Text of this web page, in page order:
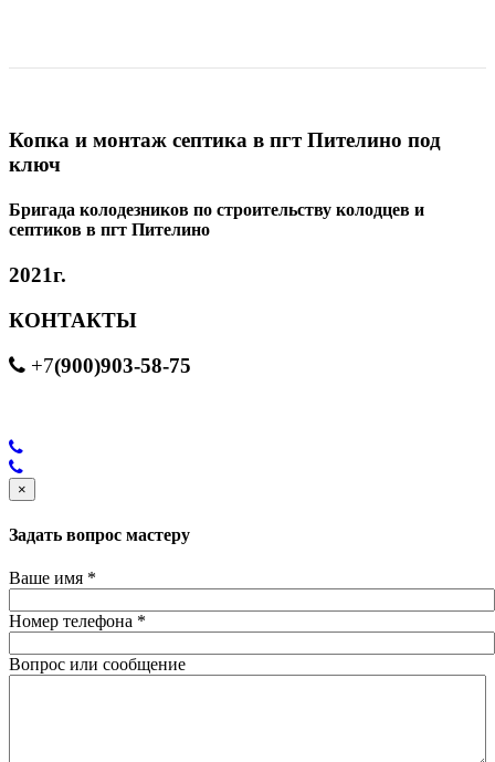
Копка и монтаж септика в пгт Пителино под
ключ
Бригада колодезников по строительству колодцев и
септиков в пгт Пителино
2021г.
КОНТАКТЫ
+7(900)903-58-75
×
Задать вопрос мастеру
Ваше имя *
Номер телефона *
Вопрос или сообщение